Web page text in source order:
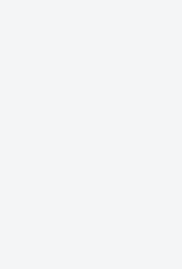
link